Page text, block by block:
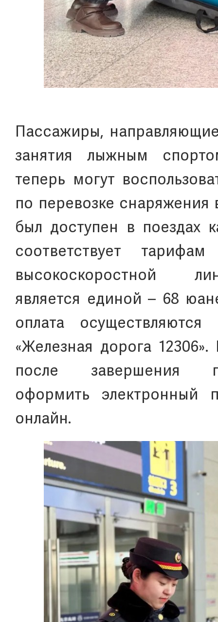
Пассажиры,
занятия лыжным
теперь могут
по перевозке снаряжения
был доступен в поездах
соответствует
высокоскоростной
является единой – 68
оплата
«Железная дорога
после завершения
оформить электронный
онлайн.